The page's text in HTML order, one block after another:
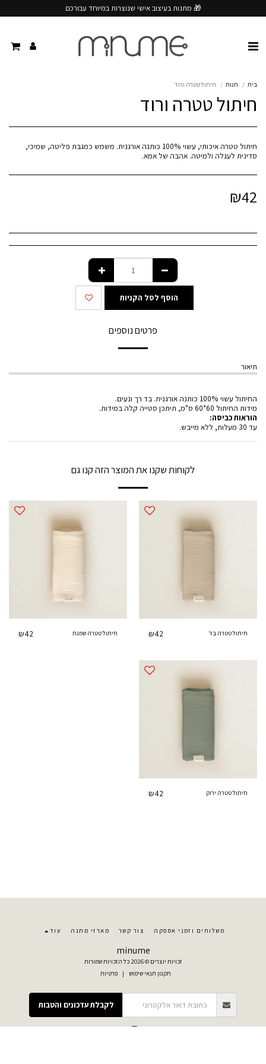
🎁 מתנות בעיצוב אישי שנוצרות במיוחד עבורכם
בית חנות חיתול טטרה ורוד
חיתול טטרה ורוד
חיתול טטרה איכותי, עשוי 100% כותנה אורגנית. משמש כמגבת פליטה, שמיכי,
סדינית לעגלה ולמיטה. אהבה של אמא.
₪42
הוסף לסל הקניות
פרטים נוספים
תיאור
החיתול עשוי 100% כותנה אורגנית. בד רך ונעים.
מידות החיתול 60*60 ס"מ, תיתכן סטייה קלה במידות.
הוראות כביסה:
עד 30 מעלות, ללא מייבש.
לקוחות שקנו את המוצר הזה קנו גם
חיתול טטרה בז' ₪42 חיתול טטרה שמנת ₪42
חיתול טטרה ירוק ₪42
minume
זכויות יוצרים © 2026 כל הזכויות שמורות
תקנון תנאי שימוש |פרטיות
משלוחים וזמני אספקה צור קשר מארזי מתנה עוד
לקבלת עדכונים והטבות